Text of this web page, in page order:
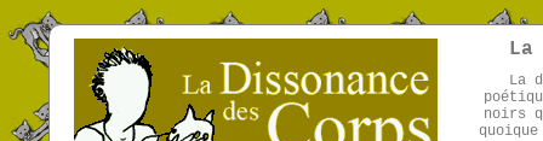
La
La
noirs